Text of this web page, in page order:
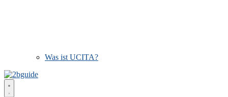
Was ist UCITA?